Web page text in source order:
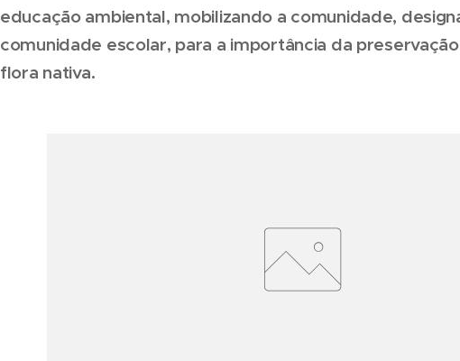
educação ambiental, mobilizando a comunidade,
comunidade escolar, para a importância da
flora nativa.